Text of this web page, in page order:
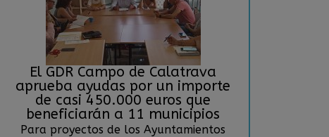
El GDR Campo de Calatrava
aprueba ayudas por un importe
de casi 450.000 euros que
beneficiarán a 11 municipios
Para proyectos de los Ayuntamientos